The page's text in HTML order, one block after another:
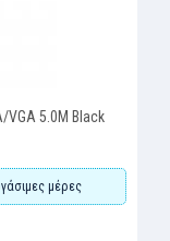
VGA 5.0M Black
μέρες